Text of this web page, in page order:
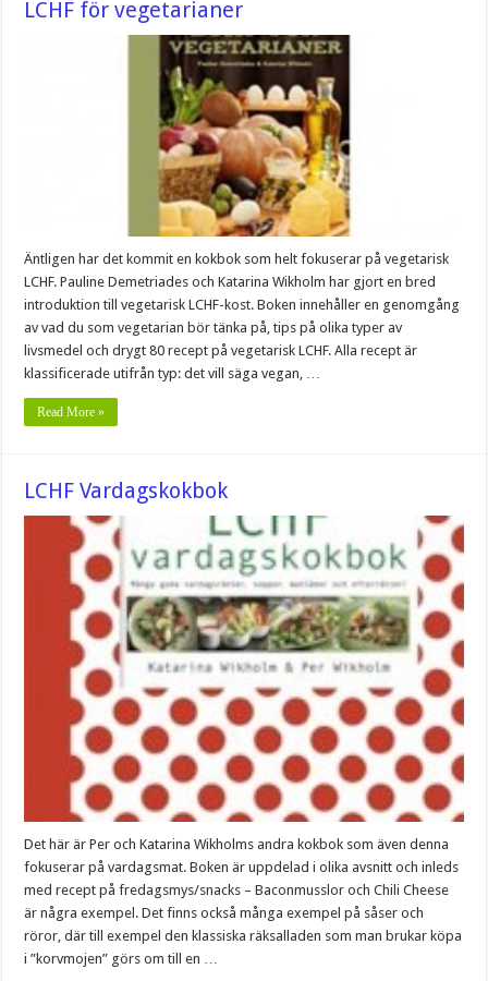
LCHF för vegetarianer
Äntligen har det kommit en kokbok som helt fokuserar på vegetarisk
LCHF. Pauline Demetriades och Katarina Wikholm har gjort en bred
introduktion till vegetarisk LCHF-kost. Boken innehåller en genomgång
av vad du som vegetarian bör tänka på, tips på olika typer av
livsmedel och drygt 80 recept på vegetarisk LCHF. Alla recept är
klassificerade utifrån typ: det vill säga vegan, …
Read More »
LCHF Vardagskokbok
Det här är Per och Katarina Wikholms andra kokbok som även denna
fokuserar på vardagsmat. Boken är uppdelad i olika avsnitt och inleds
med recept på fredagsmys/snacks – Baconmusslor och Chili Cheese
är några exempel. Det finns också många exempel på såser och
röror, där till exempel den klassiska räksalladen som man brukar köpa
i ”korvmojen” görs om till en …